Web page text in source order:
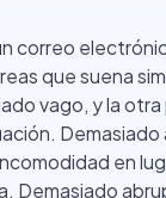
correo
que suena
vago, y la
Demasiado
en
Demasiado